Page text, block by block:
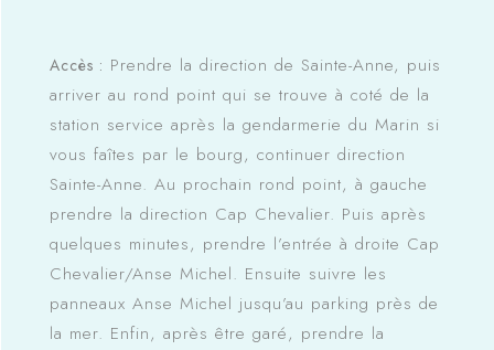
Accès : Prendre la direction de Sainte-Anne, puis
arriver au rond point qui se trouve à coté de la
station service après la gendarmerie du Marin si
vous faîtes par le bourg, continuer direction
Sainte-Anne. Au prochain rond point, à gauche
prendre la direction Cap Chevalier. Puis après
quelques minutes, prendre l’entrée à droite Cap
Chevalier/Anse Michel. Ensuite suivre les
panneaux Anse Michel jusqu’au parking près de
la mer. Enfin, après être garé, prendre la